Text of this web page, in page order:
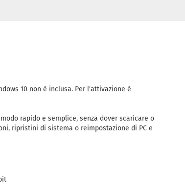
10 non è inclusa. Per l'attivazione è
rapido e semplice, senza dover scaricare o
ripristini di sistema o reimpostazione di PC e